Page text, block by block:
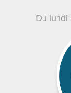
Du lundi